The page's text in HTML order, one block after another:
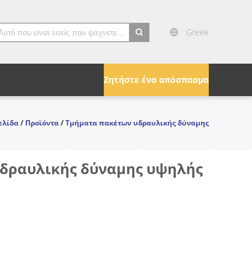
Greek
Ζητήστε ένα απόσπασμα
/Προϊόντα/Τμήματα πακέτων υδραυλικής δύναμης
δύναμης υψηλής